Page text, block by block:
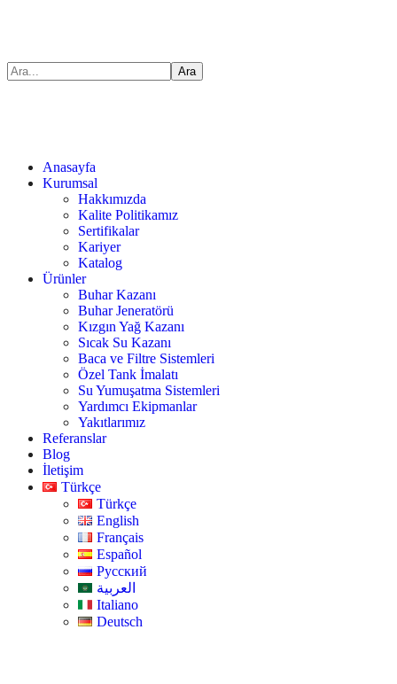
Anasayfa
Kurumsal
Hakkımızda
Kalite Politikamız
Sertifikalar
Kariyer
Katalog
Ürünler
Buhar Kazanı
Buhar Jeneratörü
Kızgın Yağ Kazanı
Sıcak Su Kazanı
Baca ve Filtre Sistemleri
Özel Tank İmalatı
Su Yumuşatma Sistemleri
Yardımcı Ekipmanlar
Yakıtlarımız
Referanslar
Blog
İletişim
Türkçe
Türkçe
English
Français
Español
Русский
العربية
Italiano
Deutsch